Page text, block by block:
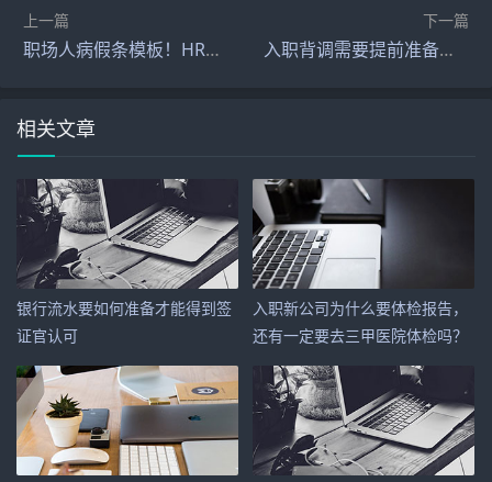
上一篇
职场人病假条模板！HR看了直接批
下一篇
入职背调需要提前准备薪资流水截图，如何应对才容易顺利通过？
相关文章
银行流水要如何准备才能得到签
证官认可
入职新公司为什么要体检报告，
还有一定要去三甲医院体检吗？